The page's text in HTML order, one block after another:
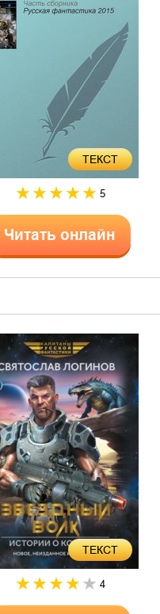
ТЕКСТ
5
Читать онлайн
ТЕКСТ
4